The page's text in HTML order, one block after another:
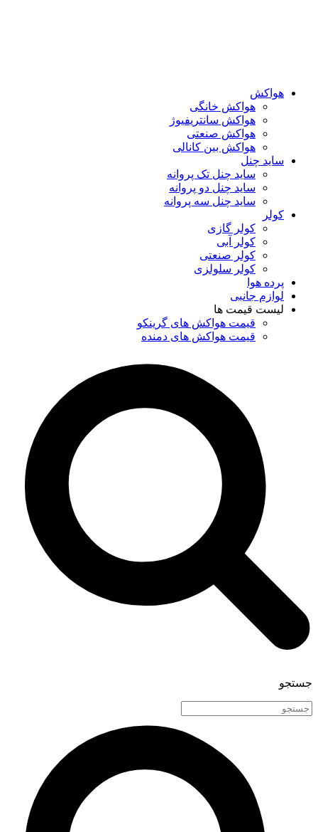
هواکش
هواکش خانگی
هواکش سانتریفیوژ
هواکش صنعتی
هواکش بین کانالی
ساید چنل
ساید چنل تک پروانه
ساید چنل دو پروانه
ساید چنل سه پروانه
کولر
کولر گازی
کولر آبی
کولر صنعتی
کولر سلولزی
پرده هوا
لوازم جانبی
لیست قیمت ها
قیمت هواکش های گرینکو
قیمت هواکش های دمنده
جستجو